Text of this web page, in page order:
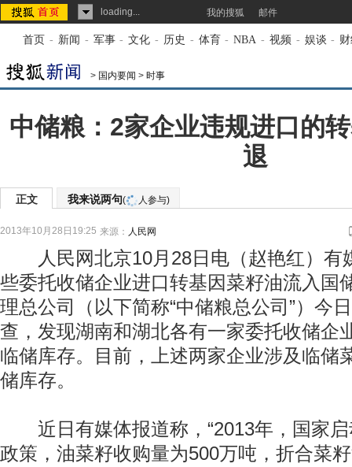
loading... 我的搜狐 邮件
首页 - 新闻 - 军事 - 文化 - 历史 - 体育 - NBA - 视频 - 娱谈 -
> 国内要闻 > 时事
中储粮：2家企业违规进口的
退
正文 我来说两句( 人参与)
2013年10月28日19:25 来源： 人民网
人民网北京10月28日电（赵艳红）有
些委托收储企业进口转基因菜籽油流入国
理总公司（以下简称“中储粮总公司”）今
查，发现湖南和湖北各有一家委托收储企
临储库存。目前，上述两家企业涉及临储
储库存。
近日有媒体报道称，“2013年，国家启
政策，油菜籽收购量为500万吨，折合菜